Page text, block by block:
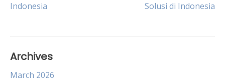
navigation
Indonesia
Solusi di Indonesia
Archives
March 2026